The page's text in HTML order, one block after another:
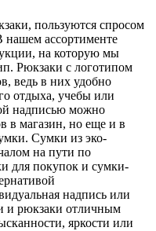
пользуются спросом
нашем ассортименте
на которую мы
Рюкзаки с логотипом
ведь в них удобно
отдыха, учебы или
надписью можно
в магазин, но еще и в
Сумки из эко-
на пути по
для покупок и сумки-
надпись или
и рюкзаки отличным
яркости или